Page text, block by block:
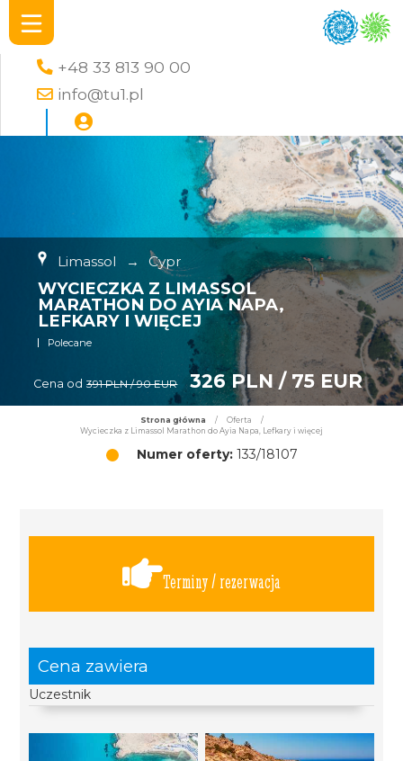
+48 33 813 90 00
info@tu1.pl
Limassol → Cypr
WYCIECZKA Z LIMASSOL
MARATHON DO AYIA NAPA,
LEFKARY I WIĘCEJ
Polecane
Cena od 391 PLN / 90 EUR 326 PLN / 75 EUR
Strona główna / Oferta
/
Wycieczka z Limassol Marathon do Ayia Napa, Lefkary i więcej
Numer oferty:133/18107
Terminy / rezerwacja
Cena zawiera
Uczestnik